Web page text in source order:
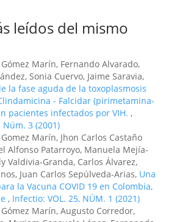
leídos del mismo
Marín, Fernando Alvarado,
Sonia Cuervo, Jaime Saravia,
la fase aguda de la toxoplasmosis
- Falcidar (pirimetamina-
pacientes infectados por VIH. ,
3 (2001)
Marín, Jhon Carlos Castaño
Alfonso Patarroyo, Manuela Mejía-
Valdivia-Granda, Carlos Álvarez,
Juan Carlos Sepúlveda-Arias, Una
la Vacuna COVID 19 en Colombia,
, Infectio: VOL. 25, NÚM. 1 (2021)
Marín, Augusto Corredor,